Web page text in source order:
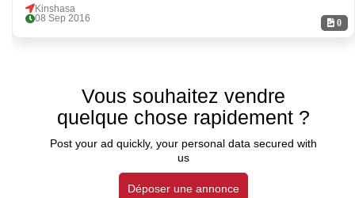
0
Kinshasa
08 Sep 2016
Vous souhaitez vendre
quelque chose rapidement ?
Post your ad quickly, your personal data secured with
us
Déposer une annonce